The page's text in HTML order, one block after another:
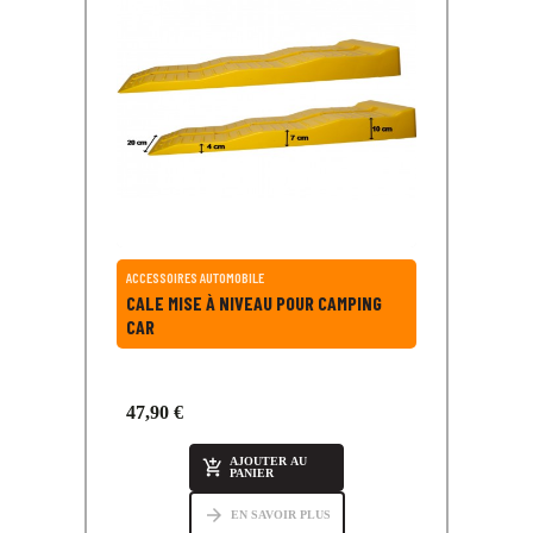
ACCESSOIRES AUTOMOBILE
CALE MISE À NIVEAU POUR CAMPING
CAR
47,90 €

AJOUTER AU
PANIER
arrow_forward EN SAVOIR PLUS